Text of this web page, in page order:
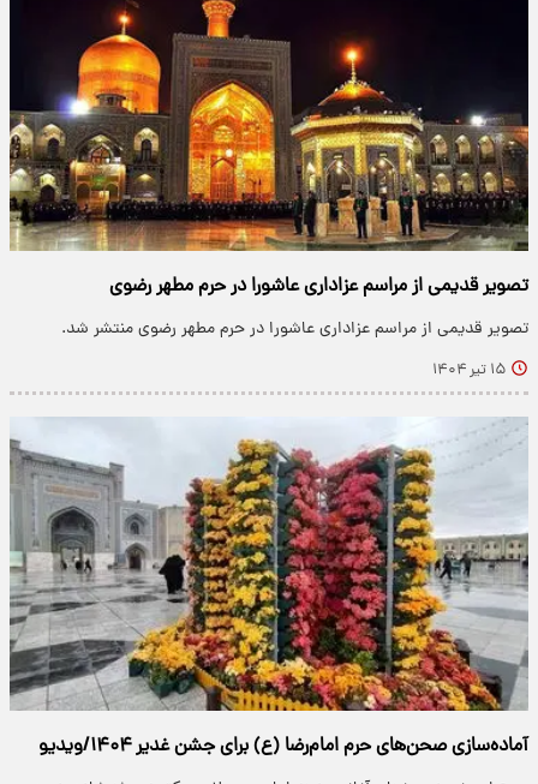
تصویر قدیمی از مراسم عزاداری عاشورا در حرم مطهر رضوی
تصویر قدیمی از مراسم عزاداری عاشورا در حرم مطهر رضوی منتشر شد.
۱۵ تیر ۱۴۰۴
آماده‌سازی صحن‌های حرم امام‌رضا (ع) برای جشن غدیر ۱۴۰۴/ویدیو